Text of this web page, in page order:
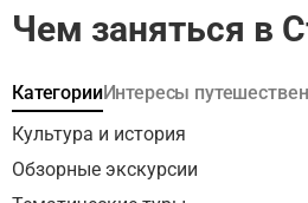
уникальный культурный опыт,
увидеть глубокую духовную
красоту и равновесие
проводят эту многовековую
Чем заняться в
КатегорииИнтересы
Культура и история
Обзорные экскурсии